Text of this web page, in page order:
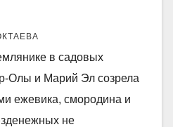
в садовых
Олы и Марий Эл созрела
ежевика, смородина и
не